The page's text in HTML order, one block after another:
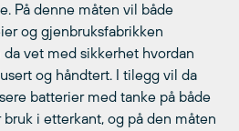
På denne måten vil både
og gjenbruksfabrikken
vet med sikkerhet hvordan
og håndtert. I tilegg vil da
batterier med tanke på både
i etterkant, og på den måten